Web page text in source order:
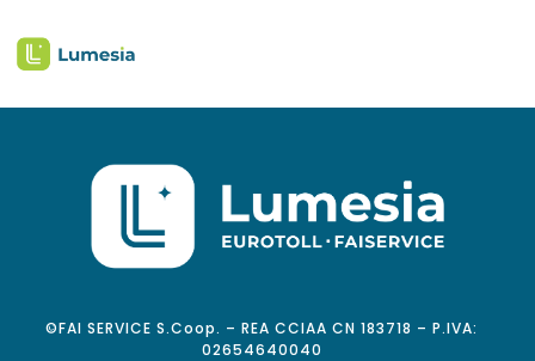
©FAI SERVICE S.Coop. – REA CCIAA CN 183718 – P.IVA:
02654640040